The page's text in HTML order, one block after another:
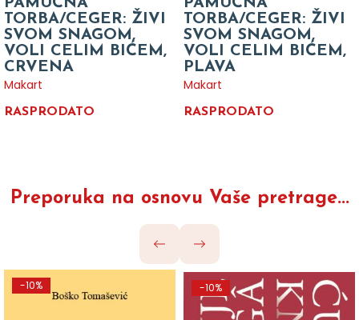
TORBA/CEGER: ŽIVI
SVOM SNAGOM,
VOLI CELIM BIĆEM,
CRVENA
Makart
RASPRODATO
TORBA/CEGER: ŽIVI
SVOM SNAGOM,
VOLI CELIM BIĆEM,
PLAVA
Makart
RASPRODATO
Preporuka na osnovu Vaše pretrage...
-10% -10%